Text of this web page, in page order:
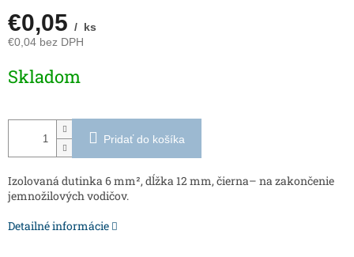
€0,05 / ks
€0,04 bez DPH
cena:
Skladom
Pridať do košíka
Izolovaná dutinka 6 mm², dĺžka 12 mm, čierna– na zakončenie
jemnožilových vodičov.
Detailné informácie